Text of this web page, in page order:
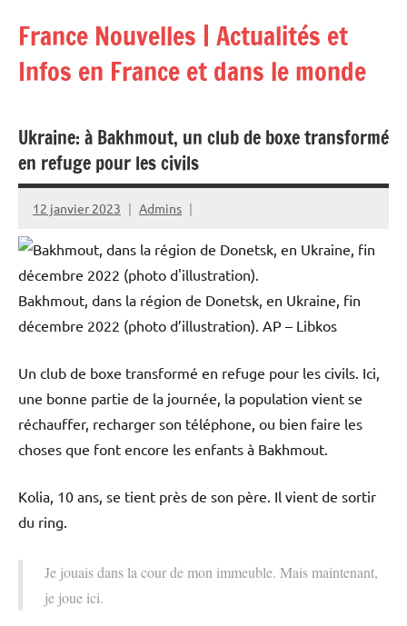
contenu
France Nouvelles | Actualités et
Infos en France et dans le monde
Ukraine: à Bakhmout, un club de boxe transformé
en refuge pour les civils
12 janvier 2023 Admins
Bakhmout, dans la région de Donetsk, en Ukraine, fin
décembre 2022 (photo d’illustration). AP – Libkos
Un club de boxe transformé en refuge pour les civils. Ici,
une bonne partie de la journée, la population vient se
réchauffer, recharger son téléphone, ou bien faire les
choses que font encore les enfants à Bakhmout.
Kolia, 10 ans, se tient près de son père. Il vient de sortir
du ring.
Je jouais dans la cour de mon immeuble. Mais maintenant,
je joue ici.